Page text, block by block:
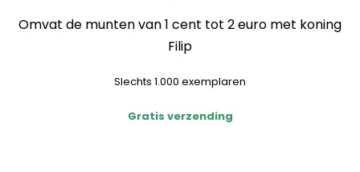
Omvat de munten van 1 cent tot 2 euro met koning
Filip
Slechts 1.000 exemplaren
Gratis verzending